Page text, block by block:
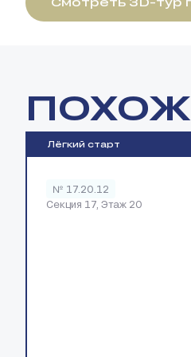
Лёгкий старт
№ 17.20.12
Секция 17, Этаж 20